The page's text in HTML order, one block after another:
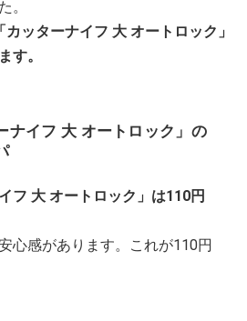
。
ッターナイフ 大 オートロック」
す。
ナイフ 大 オートロック」の
フ 大 オートロック」は110円
心感があります。これが110円